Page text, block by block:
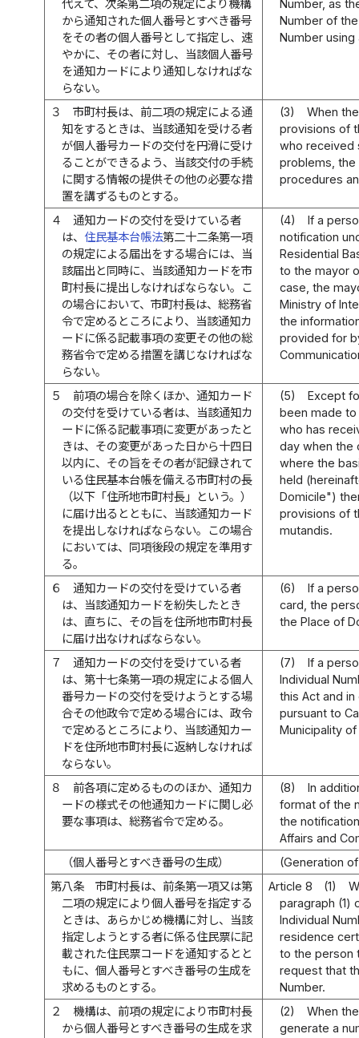
代えて、次条第二項の規定により機構
から通知された個人番号とすべき番号
をその者の個人番号として指定し、速
やかに、その者に対し、当該個人番号
を通知カードにより通知しなければな
らない。
Number, as
Number of
Number
３
市町村長は、前二項の規定による通
知をするときは、当該通知を受ける者
が個人番号カードの交付を円滑に受け
ることができるよう、当該交付の手続
に関する情報の提供その他の必要な措
置を講ずるものとする。
(3)
When
provisions of
who received
problems, the
procedures
４
通知カードの交付を受けている者
は、 住民基本台帳法第二十二条第一項
の規定による届出をする場合には、当
該届出と同時に、当該通知カードを市
町村長に提出しなければならない。こ
の場合において、市町村長は、総務省
令で定めるところにより、当該通知カ
ードに係る記載事項の変更その他の総
務省令で定める措置を講じなければな
らない。
(4)
If a
notification
Residential
to the mayor
case, the
Ministry of
the
provided for
５
前項の場合を除くほか、通知カード
の交付を受けている者は、当該通知カ
ードに係る記載事項に変更があったと
きは、その変更があった日から十四日
以内に、その旨をその者が記録されて
いる住民基本台帳を備える市町村の長
（以下「住所地市町村長」という。）
に届け出るとともに、当該通知カード
を提出しなければならない。この場合
においては、同項後段の規定を準用す
る。
(5)
Except
been made
who has
day when the
where the
held
Domicile")
provisions of
mutandis.
６
通知カードの交付を受けている者
は、当該通知カードを紛失したとき
は、直ちに、その旨を住所地市町村長
に届け出なければならない。
(6)
If a
card, the
the Place of
７
通知カードの交付を受けている者
は、第十七条第一項の規定による個人
番号カードの交付を受けようとする場
合その他政令で定める場合には、政令
で定めるところにより、当該通知カー
ドを住所地市町村長に返納しなければ
ならない。
(7)
If a
Individual
this Act and
pursuant to
Municipality
８
前各項に定めるもののほか、通知カ
ードの様式その他通知カードに関し必
要な事項は、総務省令で定める。
(8)
In
format of the
the
Affairs and
（個人番号とすべき番号の生成）
(Generation
第八条
市町村長は、前条第一項又は第
二項の規定により個人番号を指定する
ときは、あらかじめ機構に対し、当該
指定しようとする者に係る住民票に記
載された住民票コードを通知するとと
もに、個人番号とすべき番号の生成を
求めるものとする。
Article 8 (1)
paragraph (1)
Individual
residence
to the person
request that
Number.
２
機構は、前項の規定により市町村長
から個人番号とすべき番号の生成を求
(2)
When
generate a